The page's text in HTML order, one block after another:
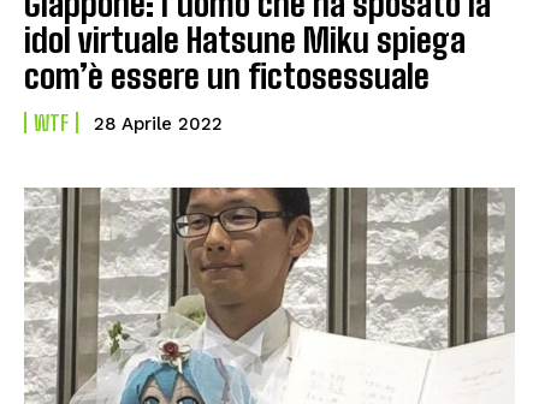
idol virtuale Hatsune Miku spiega
com’è essere un fictosessuale
WTF 28 Aprile 2022